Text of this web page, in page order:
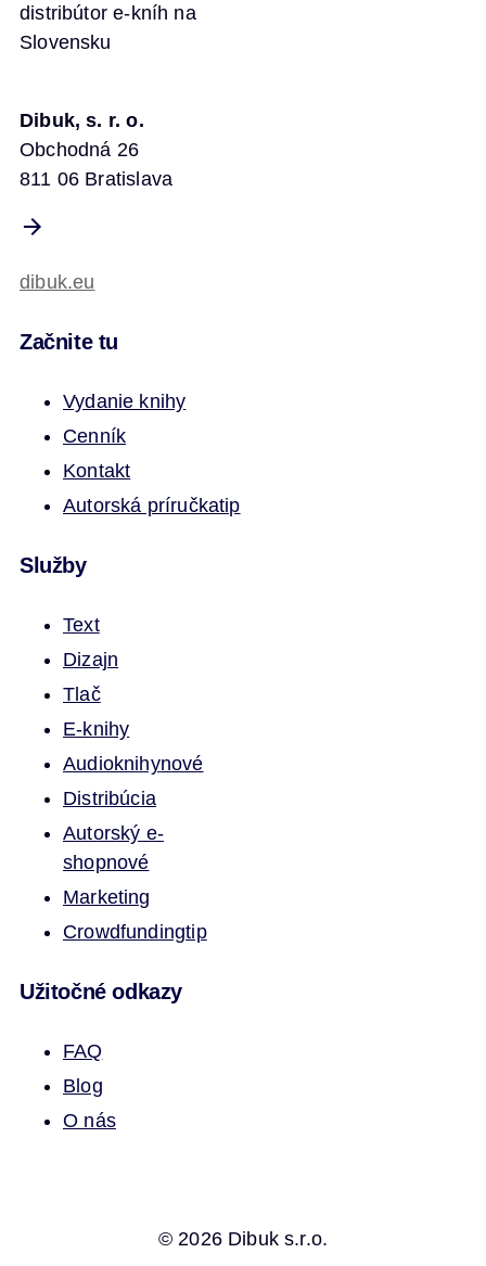
distribútor e-kníh na
Slovensku
Dibuk, s. r. o.
Obchodná 26
811 06 Bratislava
dibuk.eu
Začnite tu
Vydanie knihy
Cenník
Kontakt
Autorská príručkatip
Služby
Text
Dizajn
Tlač
E-knihy
Audioknihynové
Distribúcia
Autorský e-
shopnové
Marketing
Crowdfundingtip
Užitočné odkazy
FAQ
Blog
O nás
© 2026 Dibuk s.r.o.